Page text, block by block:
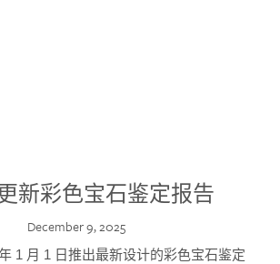
新彩色宝石鉴定报告
December 9, 2025
1 月 1 日推出最新设计的彩色宝石鉴定